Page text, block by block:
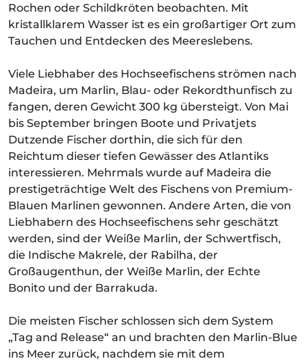
Rochen oder Schildkröten beobachten. Mit
kristallklarem Wasser ist es ein großartiger Ort zum
Tauchen und Entdecken des Meereslebens.
Viele Liebhaber des Hochseefischens strömen nach
Madeira, um Marlin, Blau- oder Rekordthunfisch zu
fangen, deren Gewicht 300 kg übersteigt. Von Mai
bis September bringen Boote und Privatjets
Dutzende Fischer dorthin, die sich für den
Reichtum dieser tiefen Gewässer des Atlantiks
interessieren. Mehrmals wurde auf Madeira die
prestigeträchtige Welt des Fischens von Premium-
Blauen Marlinen gewonnen. Andere Arten, die von
Liebhabern des Hochseefischens sehr geschätzt
werden, sind der Weiße Marlin, der Schwertfisch,
die Indische Makrele, der Rabilha, der
Großaugenthun, der Weiße Marlin, der Echte
Bonito und der Barrakuda.
Die meisten Fischer schlossen sich dem System
„Tag and Release“ an und brachten den Marlin-Blue
ins Meer zurück, nachdem sie mit dem